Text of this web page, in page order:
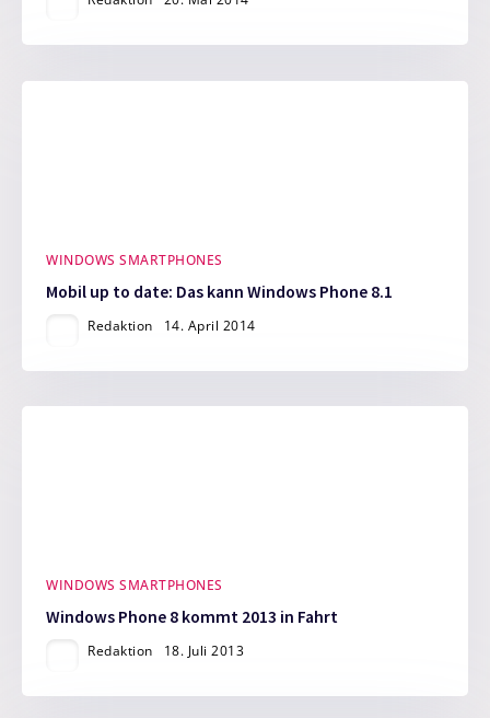
WINDOWS SMARTPHONES
Mobil up to date: Das kann Windows Phone 8.1
Redaktion 14. April 2014
WINDOWS SMARTPHONES
Windows Phone 8 kommt 2013 in Fahrt
Redaktion 18. Juli 2013